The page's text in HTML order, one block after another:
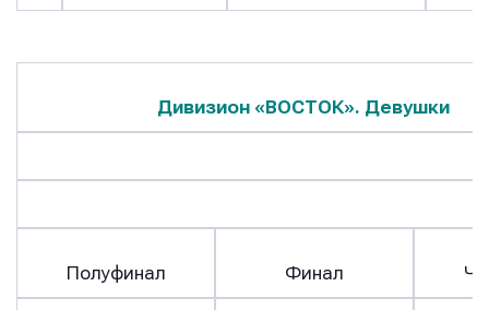
Дивизион «ВОСТОК». Девушки
Полуфинал Финал